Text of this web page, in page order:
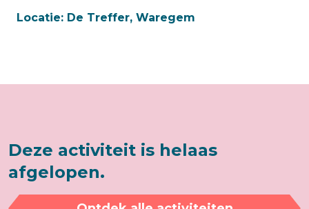
Locatie: De Treffer, Waregem
Deze activiteit is helaas
afgelopen.